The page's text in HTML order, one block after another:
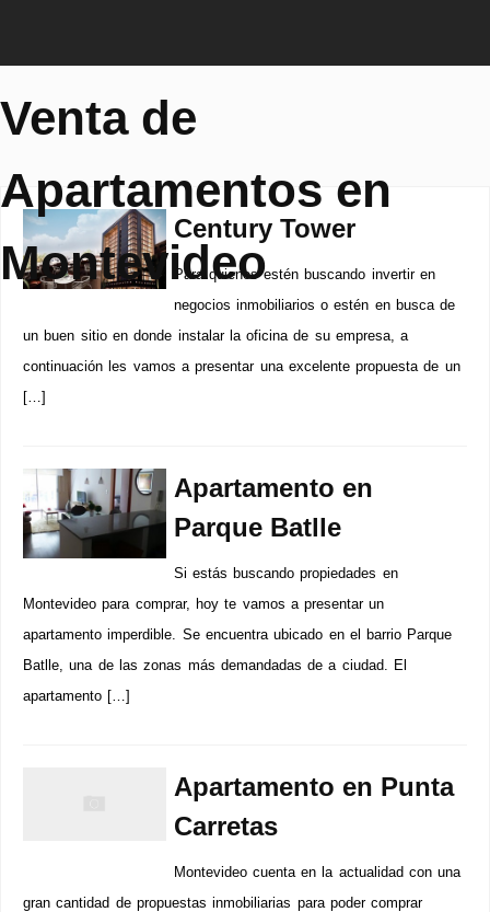
Venta de
Apartamentos en
Montevideo
Century Tower
Para quienes estén buscando invertir en
negocios inmobiliarios o estén en busca de
un buen sitio en donde instalar la oficina de su empresa, a
continuación les vamos a presentar una excelente propuesta de un
[…]
Apartamento en
Parque Batlle
Si estás buscando propiedades en
Montevideo para comprar, hoy te vamos a presentar un
apartamento imperdible. Se encuentra ubicado en el barrio Parque
Batlle, una de las zonas más demandadas de a ciudad. El
apartamento […]
Apartamento en Punta
Carretas
Montevideo cuenta en la actualidad con una
gran cantidad de propuestas inmobiliarias para poder comprar